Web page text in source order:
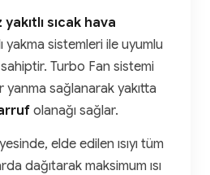
yakıtlı sıcak hava
yakma sistemleri ile uyumlu
Turbo Fan sistemi
sağlanarak yakıtta
olanağı sağlar.
elde edilen ısıyı tüm
dağıtarak maksimum ısı